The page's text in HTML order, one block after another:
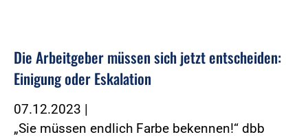
Die Arbeitgeber müssen sich jetzt entscheiden:
Einigung oder Eskalation
07.12.2023 |
„Sie müssen endlich Farbe bekennen!“ dbb